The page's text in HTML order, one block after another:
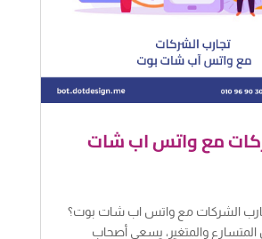
مع واتس اب شات
الشركات مع واتس اب شات بوت؟
المتسارع والمتغير، يسعى أصحاب
الابتكار وتحسين وسائل التواصل مع
أبرز التقنيات الحديثة التي برزت في هذا